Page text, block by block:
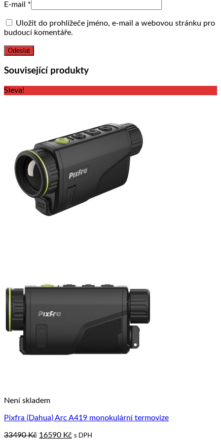
E-mail *
Uložit do prohlížeče jméno, e-mail a webovou stránku pro
budoucí komentáře.
Související produkty
Sleva!
Není skladem
Pixfra (Dahua) Arc A419 monokulární termovize
33490Kč Original
16590 Kč Current
s DPH